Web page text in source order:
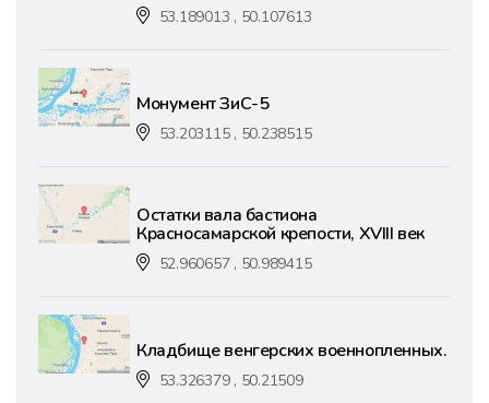
53.189013 , 50.107613
Монумент ЗиС-5
53.203115 , 50.238515
Остатки вала бастиона
Красносамарской крепости, XVIII век
52.960657 , 50.989415
Кладбище венгерских военнопленных.
53.326379 , 50.21509